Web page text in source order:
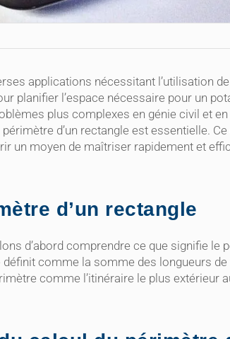
applications nécessitant l’utilisation
planifier l’espace nécessaire pour un
plus complexes en génie civil et
d’un rectangle est essentielle.
un moyen de maîtriser rapidement et
d’un rectangle
d’abord comprendre ce que signifie le
comme la somme des longueurs
comme l’itinéraire le plus extérieur